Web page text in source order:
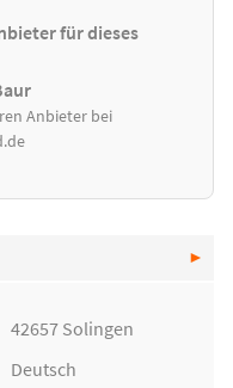
für dieses
Anbieter bei
42657 Solingen
Deutsch